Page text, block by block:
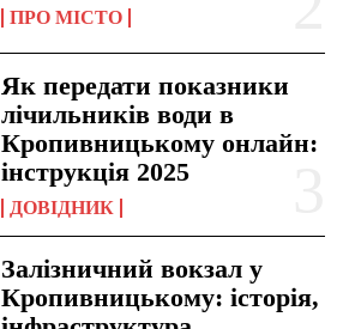
ПРО МІСТО
Як передати показники
лічильників води в
Кропивницькому онлайн:
інструкція 2025
ДОВІДНИК
Залізничний вокзал у
Кропивницькому: історія,